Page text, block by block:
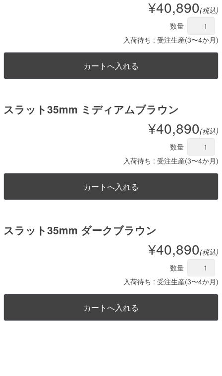
¥40,890(税込)
数量
入荷待ち : 受注生産(3〜4か月)
スラット35mm ミディアムブラウン
¥40,890(税込)
数量
入荷待ち : 受注生産(3〜4か月)
スラット35mm ダークブラウン
¥40,890(税込)
数量
入荷待ち : 受注生産(3〜4か月)